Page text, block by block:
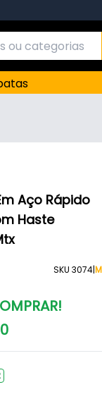
Aço Rápido
Haste
SKU 3074|